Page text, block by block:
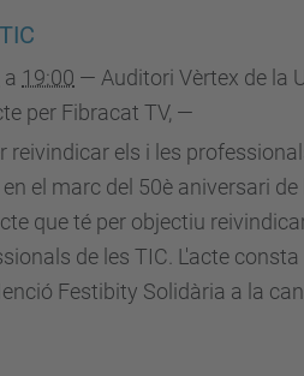
a 19:00 — Auditori Vèrtex de la
per Fibracat TV, —
reivindicar els i les
el marc del 50è aniversari de
que té per objectiu
de les TIC. L'acte
Festibity Solidària a la